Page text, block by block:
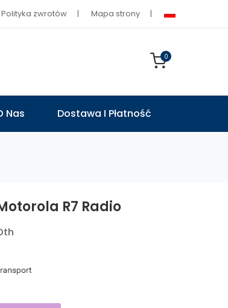
Polityka zwrotów Mapa strony
0
Nas Dostawa I Płatność
R7 Radio